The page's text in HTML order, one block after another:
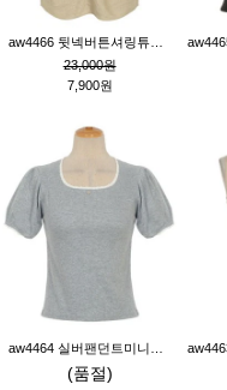
23,000원
7,900원
(품절)